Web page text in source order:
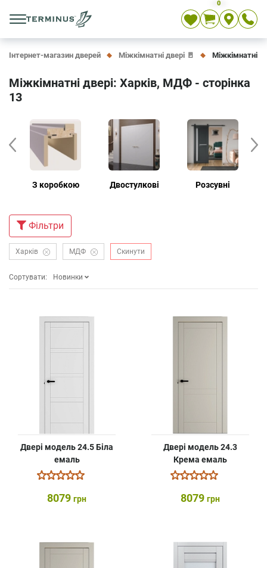
0
Інтернет-магазин дверей Міжкімнатні двері 🚪 Міжкімнатні
Міжкімнатні двері: Харків, МДФ - сторінка
13
З коробкою Двостулкові Розсувні
Фiльтри
Харків МДФ Скинути
Сортувати: Новинки
Двері модель 24.5 Біла
емаль
8079 грн
Двері модель 24.3
Крема емаль
8079 грн